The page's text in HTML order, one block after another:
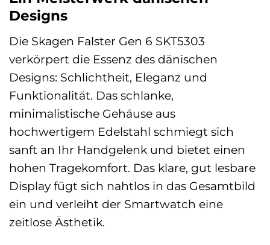
Designs
Die Skagen Falster Gen 6 SKT5303
verkörpert die Essenz des dänischen
Designs: Schlichtheit, Eleganz und
Funktionalität. Das schlanke,
minimalistische Gehäuse aus
hochwertigem Edelstahl schmiegt sich
sanft an Ihr Handgelenk und bietet einen
hohen Tragekomfort. Das klare, gut lesbare
Display fügt sich nahtlos in das Gesamtbild
ein und verleiht der Smartwatch eine
zeitlose Ästhetik.